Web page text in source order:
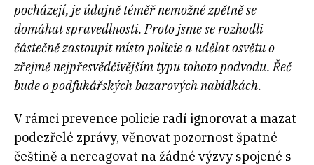
pocházejí, je údajně téměř nemožné zpětně se
domáhat spravedlnosti. Proto jsme se rozhodli
částečně zastoupit místo policie a udělat osvětu o
zřejmě nejpřesvědčivějším typu tohoto podvodu. Řeč
bude o podfukářských bazarových nabídkách.
V rámci prevence policie radí ignorovat a mazat
podezřelé zprávy, věnovat pozornost špatné
češtině a nereagovat na žádné výzvy spojené s